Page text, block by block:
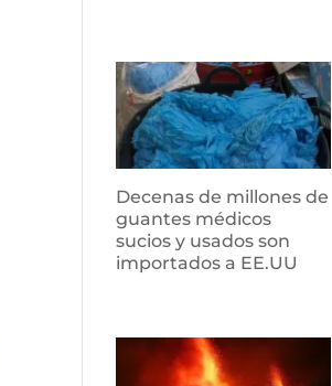
Decenas de millones de
guantes médicos
sucios y usados son
importados a EE.UU